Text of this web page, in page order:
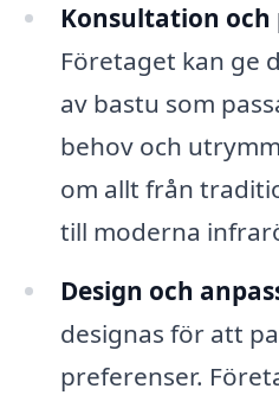
Konsultation och
Företaget kan ge
av bastu som
behov och
om allt från
till moderna
Design och
designas för att
preferenser.